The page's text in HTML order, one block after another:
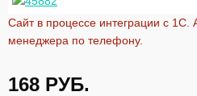
Сайт в процессе интеграции с 1С.
менеджера по телефону.
168 РУБ.